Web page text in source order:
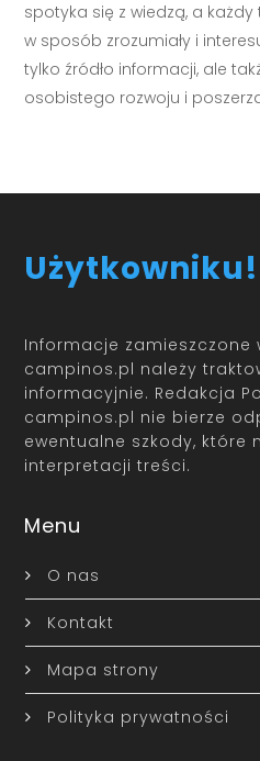
spotyka się z wiedzą, a
w sposób zrozumiały i
tylko źródło informacji, ale
osobistego rozwoju i
Użytkowniku!
Informacje
campinos.pl należy
informacyjnie. Redakcja
campinos.pl nie bierze
ewentualne szkody, które
interpretacji treści.
Menu
O nas
Kontakt
Mapa strony
Polityka prywatności